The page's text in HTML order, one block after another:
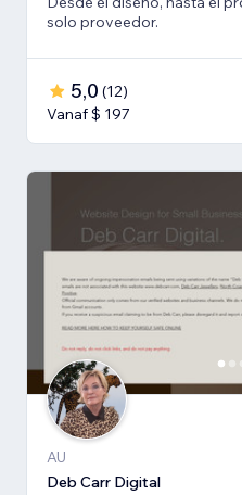
solo proveedor.
5,0 (12)
Vanaf $ 197
AU
Deb Carr Digital